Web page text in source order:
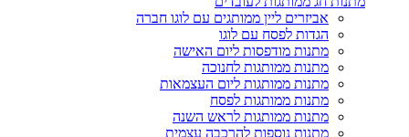
אביזרים ליין ממותגים עם לוגו חברה
הגדות לפסח עם לוגו
מתנות מודפסות ליום האישה
מתנות ממותגות לחנוכה
מתנות ממותגות ליום העצמאות
מתנות ממותגות לפסח
מתנות ממותגות לראש השנה
מתנות נוספות להרכבה עצמית